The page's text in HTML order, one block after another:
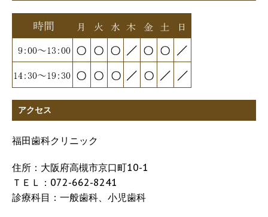
アクセス
福田歯科クリニック
住所：大阪府高槻市京口町10-1
ＴＥＬ：072-662-8241
診療科目：一般歯科、小児歯科